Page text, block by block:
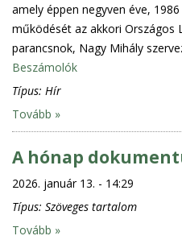
amely éppen negyven éve,
működését az akkori Országos
parancsnok, Nagy Mihály
Beszámolók
Típus: Hír
Tovább »
A hónap
2026. január 13. - 14:29
Típus: Szöveges tartalom
Tovább »